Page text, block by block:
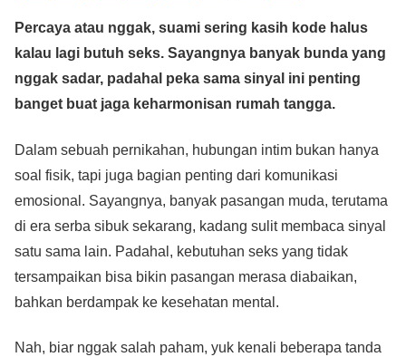
c
e
b
o
k
tt
er
at
s
A
p
e
ss
e
n
er
ail p
y
Li
k
ar
e
Percaya atau nggak, suami sering kasih kode halus
kalau lagi butuh seks. Sayangnya banyak bunda yang
nggak sadar, padahal peka sama sinyal ini penting
banget buat jaga keharmonisan rumah tangga.
Dalam sebuah pernikahan, hubungan intim bukan hanya
soal fisik, tapi juga bagian penting dari komunikasi
emosional. Sayangnya, banyak pasangan muda, terutama
di era serba sibuk sekarang, kadang sulit membaca sinyal
satu sama lain. Padahal, kebutuhan seks yang tidak
tersampaikan bisa bikin pasangan merasa diabaikan,
bahkan berdampak ke kesehatan mental.
Nah, biar nggak salah paham, yuk kenali beberapa tanda